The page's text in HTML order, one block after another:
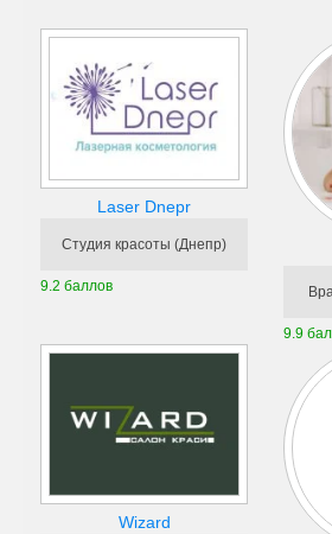
Laser Dnepr
Студия красоты (Днепр)
9.2 баллов
9.9
Wizard